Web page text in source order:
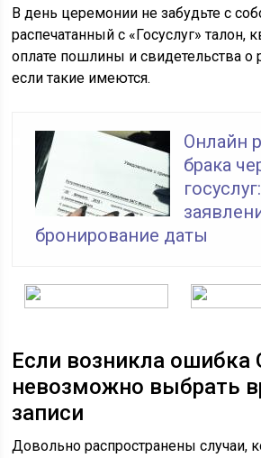
В день церемонии не забудьте с
распечатанный с «Госуслуг» талон,
оплате пошлины и свидетельства о
если такие имеются.
Онлайн
брака
бронирование даты
Если возникла ошибка
невозможно выбрать
записи
Довольно распространены случаи,